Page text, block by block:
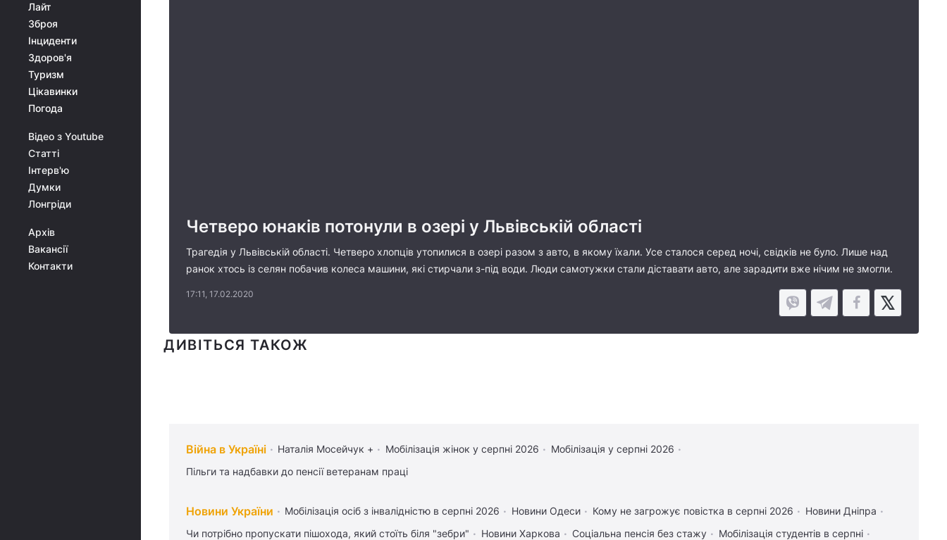
Лайт
Зброя
Інциденти
Здоров'я
Туризм
Цікавинки
Погода
Відео з Youtube
Статті
Інтерв'ю
Думки
Лонгріди
Архів
Вакансії
Контакти
Четверо юнаків потонули в озері у Львівській області
Трагедія у Львівській області. Четверо хлопців утопилися в озері разом з авто, в якому їхали. Усе сталося серед ночі, свідків не було. Лише над
ранок хтось із селян побачив колеса машини, які стирчали з-під води. Люди самотужки стали діставати авто, але зарадити вже нічим не змогли.
17:11, 17.02.2020
ДИВІТЬСЯ ТАКОЖ
Війна в Україні Наталія Мосейчук + Мобілізація жінок у серпні 2026
Мобілізація у серпні 2026
Пільги та надбавки до пенсії ветеранам праці
Новини України Мобілізація осіб з інвалідністю в серпні 2026 Новини Одеси Кому не загрожує повістка в серпні 2026
Новини Дніпра
Чи потрібно пропускати пішохода, який стоїть біля "зебри"
Новини Харкова Соціальна пенсія без стажу
Мобілізація студентів в серпні